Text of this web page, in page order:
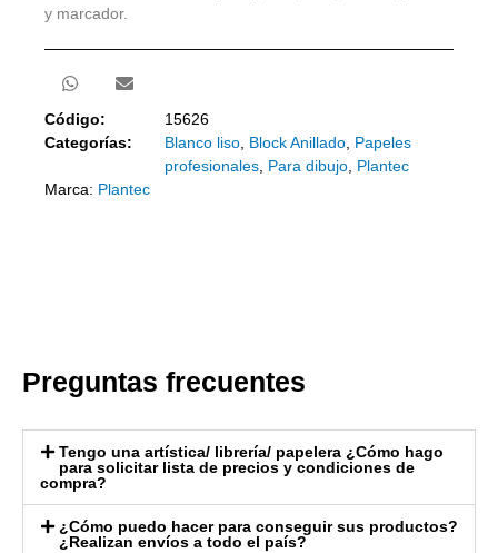
y marcador.
Código:
15626
Categorías:
Blanco liso, Block Anillado, Papeles
profesionales, Para dibujo, Plantec
Marca: Plantec
Preguntas frecuentes
Tengo una artística/ librería/ papelera ¿Cómo hago
para solicitar lista de precios y condiciones de
compra?
¿Cómo puedo hacer para conseguir sus productos?
¿Realizan envíos a todo el país?